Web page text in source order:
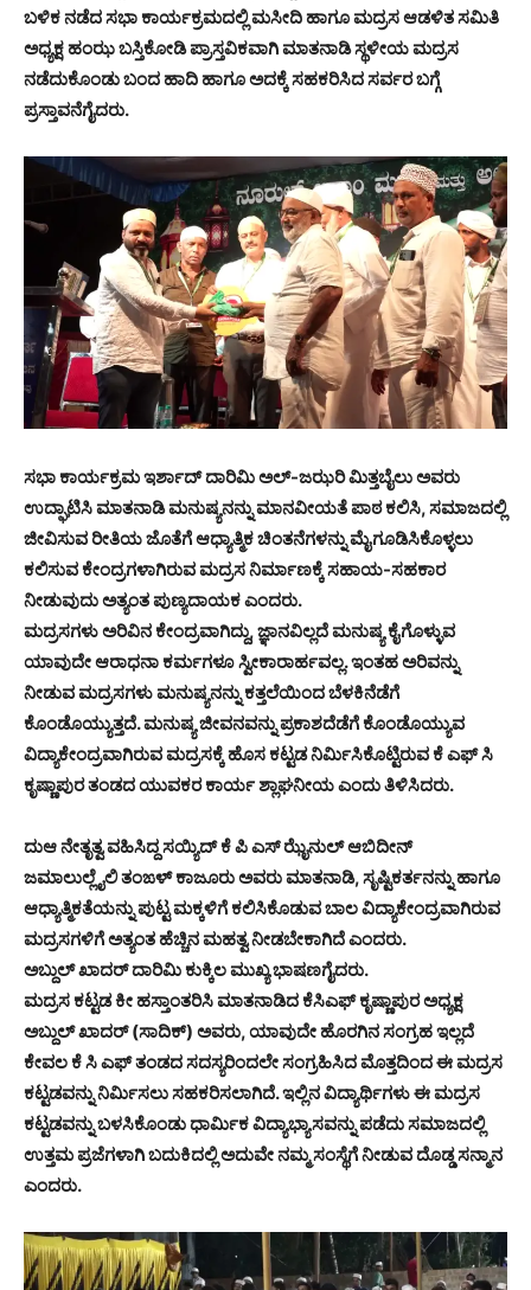
ಬಳಿಕ ನಡೆದ ಸಭಾ ಕಾರ್ಯಕ್ರಮದಲ್ಲಿ ಮಸೀದಿ ಹಾಗೂ ಮದ್ರಸ ಆಡಳಿತ ಸಮಿತಿ
ಅಧ್ಯಕ್ಷ ಹಂಝ ಬಸ್ತಿಕೋಡಿ ಪ್ರಾಸ್ತವಿಕವಾಗಿ ಮಾತನಾಡಿ ಸ್ಥಳೀಯ ಮದ್ರಸ
ನಡೆದುಕೊಂಡು ಬಂದ ಹಾದಿ ಹಾಗೂ ಅದಕ್ಕೆ ಸಹಕರಿಸಿದ ಸರ್ವರ ಬಗ್ಗೆ
ಪ್ರಸ್ತಾವನೆಗೈದರು.
ಸಭಾ ಕಾರ್ಯಕ್ರಮ ಇರ್ಶಾದ್ ದಾರಿಮಿ ಅಲ್-ಜಝರಿ ಮಿತ್ತಬೈಲು ಅವರು
ಉದ್ಘಾಟಿಸಿ ಮಾತನಾಡಿ ಮನುಷ್ಯನನ್ನು ಮಾನವೀಯತೆ ಪಾಠ ಕಲಿಸಿ, ಸಮಾಜದಲ್ಲಿ
ಜೀವಿಸುವ ರೀತಿಯ ಜೊತೆಗೆ ಆಧ್ಯಾತ್ಮಿಕ ಚಿಂತನೆಗಳನ್ನು ಮೈಗೂಡಿಸಿಕೊಳ್ಳಲು
ಕಲಿಸುವ ಕೇಂದ್ರಗಳಾಗಿರುವ ಮದ್ರಸ ನಿರ್ಮಾಣಕ್ಕೆ ಸಹಾಯ-ಸಹಕಾರ
ನೀಡುವುದು ಅತ್ಯಂತ ಪುಣ್ಯದಾಯಕ ಎಂದರು.
ಮದ್ರಸಗಳು ಅರಿವಿನ ಕೇಂದ್ರವಾಗಿದ್ದು, ಜ್ಞಾನವಿಲ್ಲದೆ ಮನುಷ್ಯ ಕೈಗೊಳ್ಳುವ
ಯಾವುದೇ ಆರಾಧನಾ ಕರ್ಮಗಳೂ ಸ್ವೀಕಾರಾರ್ಹವಲ್ಲ. ಇಂತಹ ಅರಿವನ್ನು
ನೀಡುವ ಮದ್ರಸಗಳು ಮನುಷ್ಯನನ್ನು ಕತ್ತಲೆಯಿಂದ ಬೆಳಕಿನೆಡೆಗೆ
ಕೊಂಡೊಯ್ಯುತ್ತದೆ. ಮನುಷ್ಯ ಜೀವನವನ್ನು ಪ್ರಕಾಶದೆಡೆಗೆ ಕೊಂಡೊಯ್ಯುವ
ವಿದ್ಯಾಕೇಂದ್ರವಾಗಿರುವ ಮದ್ರಸಕ್ಕೆ ಹೊಸ ಕಟ್ಟಡ ನಿರ್ಮಿಸಿಕೊಟ್ಟಿರುವ ಕೆ ಎಫ್ ಸಿ
ಕೃಷ್ಣಾಪುರ ತಂಡದ ಯುವಕರ ಕಾರ್ಯ ಶ್ಲಾಘನೀಯ ಎಂದು ತಿಳಿಸಿದರು.
ದುಆ ನೇತೃತ್ವ ವಹಿಸಿದ್ದ ಸಯ್ಯಿದ್ ಕೆ ಪಿ ಎಸ್ ಝೈನುಲ್ ಆಬಿದೀನ್
ಜಮಾಲುಲ್ಲೈಲಿ ತಂಙಳ್ ಕಾಜೂರು ಅವರು ಮಾತನಾಡಿ, ಸೃಷ್ಟಿಕರ್ತನನ್ನು ಹಾಗೂ
ಆಧ್ಯಾತ್ಮಿಕತೆಯನ್ನು ಪುಟ್ಟ ಮಕ್ಕಳಿಗೆ ಕಲಿಸಿಕೊಡುವ ಬಾಲ ವಿದ್ಯಾಕೇಂದ್ರವಾಗಿರುವ
ಮದ್ರಸಗಳಿಗೆ ಅತ್ಯಂತ ಹೆಚ್ಚಿನ ಮಹತ್ವ ನೀಡಬೇಕಾಗಿದೆ ಎಂದರು.
ಅಬ್ದುಲ್ ಖಾದರ್ ದಾರಿಮಿ ಕುಕ್ಕಿಲ ಮುಖ್ಯ ಭಾಷಣಗೈದರು.
ಮದ್ರಸ ಕಟ್ಟಡ ಕೀ ಹಸ್ತಾಂತರಿಸಿ ಮಾತನಾಡಿದ ಕೆಸಿಎಫ್ ಕೃಷ್ಣಾಪುರ ಅಧ್ಯಕ್ಷ
ಅಬ್ದುಲ್ ಖಾದರ್ (ಸಾದಿಕ್) ಅವರು, ಯಾವುದೇ ಹೊರಗಿನ ಸಂಗ್ರಹ ಇಲ್ಲದೆ
ಕೇವಲ ಕೆ ಸಿ ಎಫ್ ತಂಡದ ಸದಸ್ಯರಿಂದಲೇ ಸಂಗ್ರಹಿಸಿದ ಮೊತ್ತದಿಂದ ಈ ಮದ್ರಸ
ಕಟ್ಟಡವನ್ನು ನಿರ್ಮಿಸಲು ಸಹಕರಿಸಲಾಗಿದೆ. ಇಲ್ಲಿನ ವಿದ್ಯಾರ್ಥಿಗಳು ಈ ಮದ್ರಸ
ಕಟ್ಟಡವನ್ನು ಬಳಸಿಕೊಂಡು ಧಾರ್ಮಿಕ ವಿದ್ಯಾಭ್ಯಾಸವನ್ನು ಪಡೆದು ಸಮಾಜದಲ್ಲಿ
ಉತ್ತಮ ಪ್ರಜೆಗಳಾಗಿ ಬದುಕಿದಲ್ಲಿ ಅದುವೇ ನಮ್ಮ ಸಂಸ್ಥೆಗೆ ನೀಡುವ ದೊಡ್ಡ ಸನ್ಮಾನ
ಎಂದರು.